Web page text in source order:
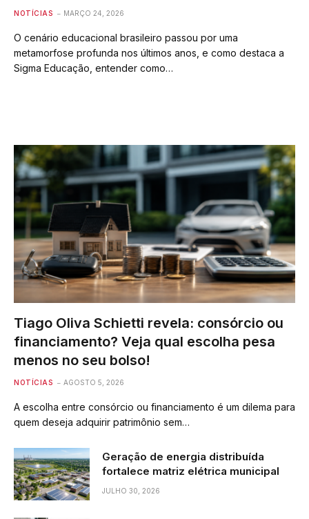
NOTÍCIAS MARÇO 24, 2026
O cenário educacional brasileiro passou por uma
metamorfose profunda nos últimos anos, e como destaca a
Sigma Educação, entender como…
Tiago Oliva Schietti revela: consórcio ou
financiamento? Veja qual escolha pesa
menos no seu bolso!
NOTÍCIAS AGOSTO 5, 2026
A escolha entre consórcio ou financiamento é um dilema para
quem deseja adquirir patrimônio sem…
Geração de energia distribuída
fortalece matriz elétrica municipal
JULHO 30, 2026